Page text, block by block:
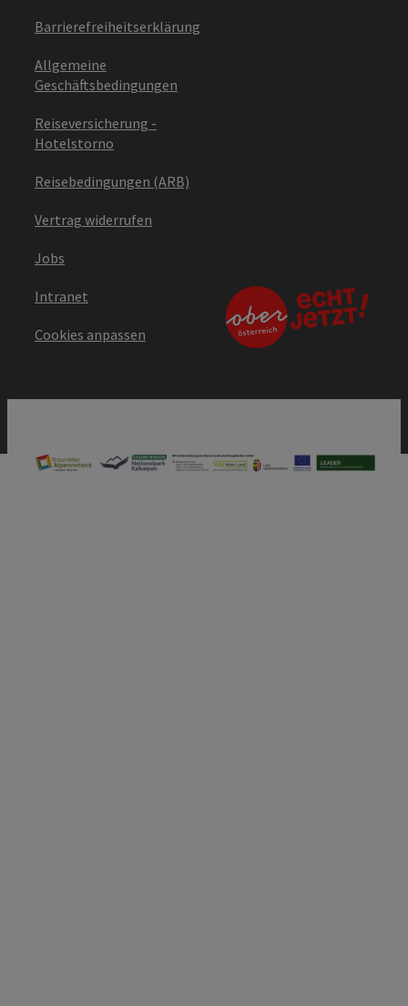
Barrierefreiheitserklärung
Allgemeine
Geschäftsbedingungen
Reiseversicherung -
Hotelstorno
Reisebedingungen (ARB)
Vertrag widerrufen
Jobs
Intranet
Cookies anpassen